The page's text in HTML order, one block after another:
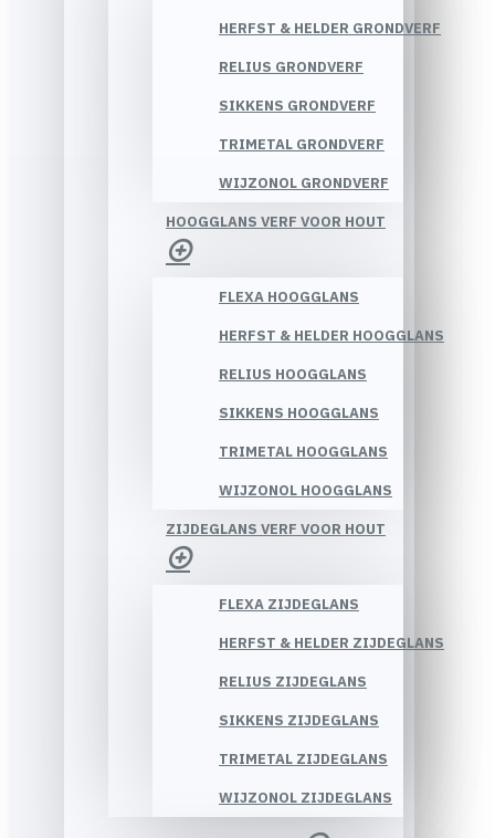
HERFST & HELDER GRONDVERF
RELIUS GRONDVERF
SIKKENS GRONDVERF
TRIMETAL GRONDVERF
WIJZONOL GRONDVERF
HOOGGLANS VERF VOOR HOUT
FLEXA HOOGGLANS
HERFST & HELDER HOOGGLANS
RELIUS HOOGGLANS
SIKKENS HOOGGLANS
TRIMETAL HOOGGLANS
WIJZONOL HOOGGLANS
ZIJDEGLANS VERF VOOR HOUT
FLEXA ZIJDEGLANS
HERFST & HELDER ZIJDEGLANS
RELIUS ZIJDEGLANS
SIKKENS ZIJDEGLANS
TRIMETAL ZIJDEGLANS
WIJZONOL ZIJDEGLANS